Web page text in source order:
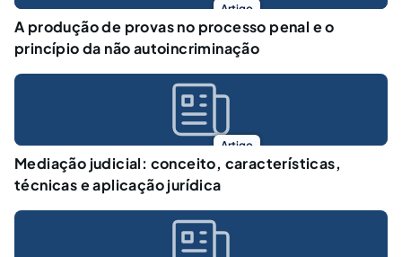
Artigo
A produção de provas no processo penal e o
princípio da não autoincriminação
Artigo
Mediação judicial: conceito, características,
técnicas e aplicação jurídica